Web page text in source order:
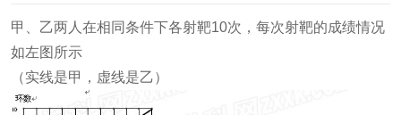
甲、乙两人在相同条件下各射靶10次，每次射靶的成绩情况
如左图所示
（实线是甲，虚线是乙）